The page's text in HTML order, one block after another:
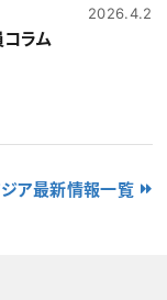
2026.4.2
ラム
ジア最新情報一覧